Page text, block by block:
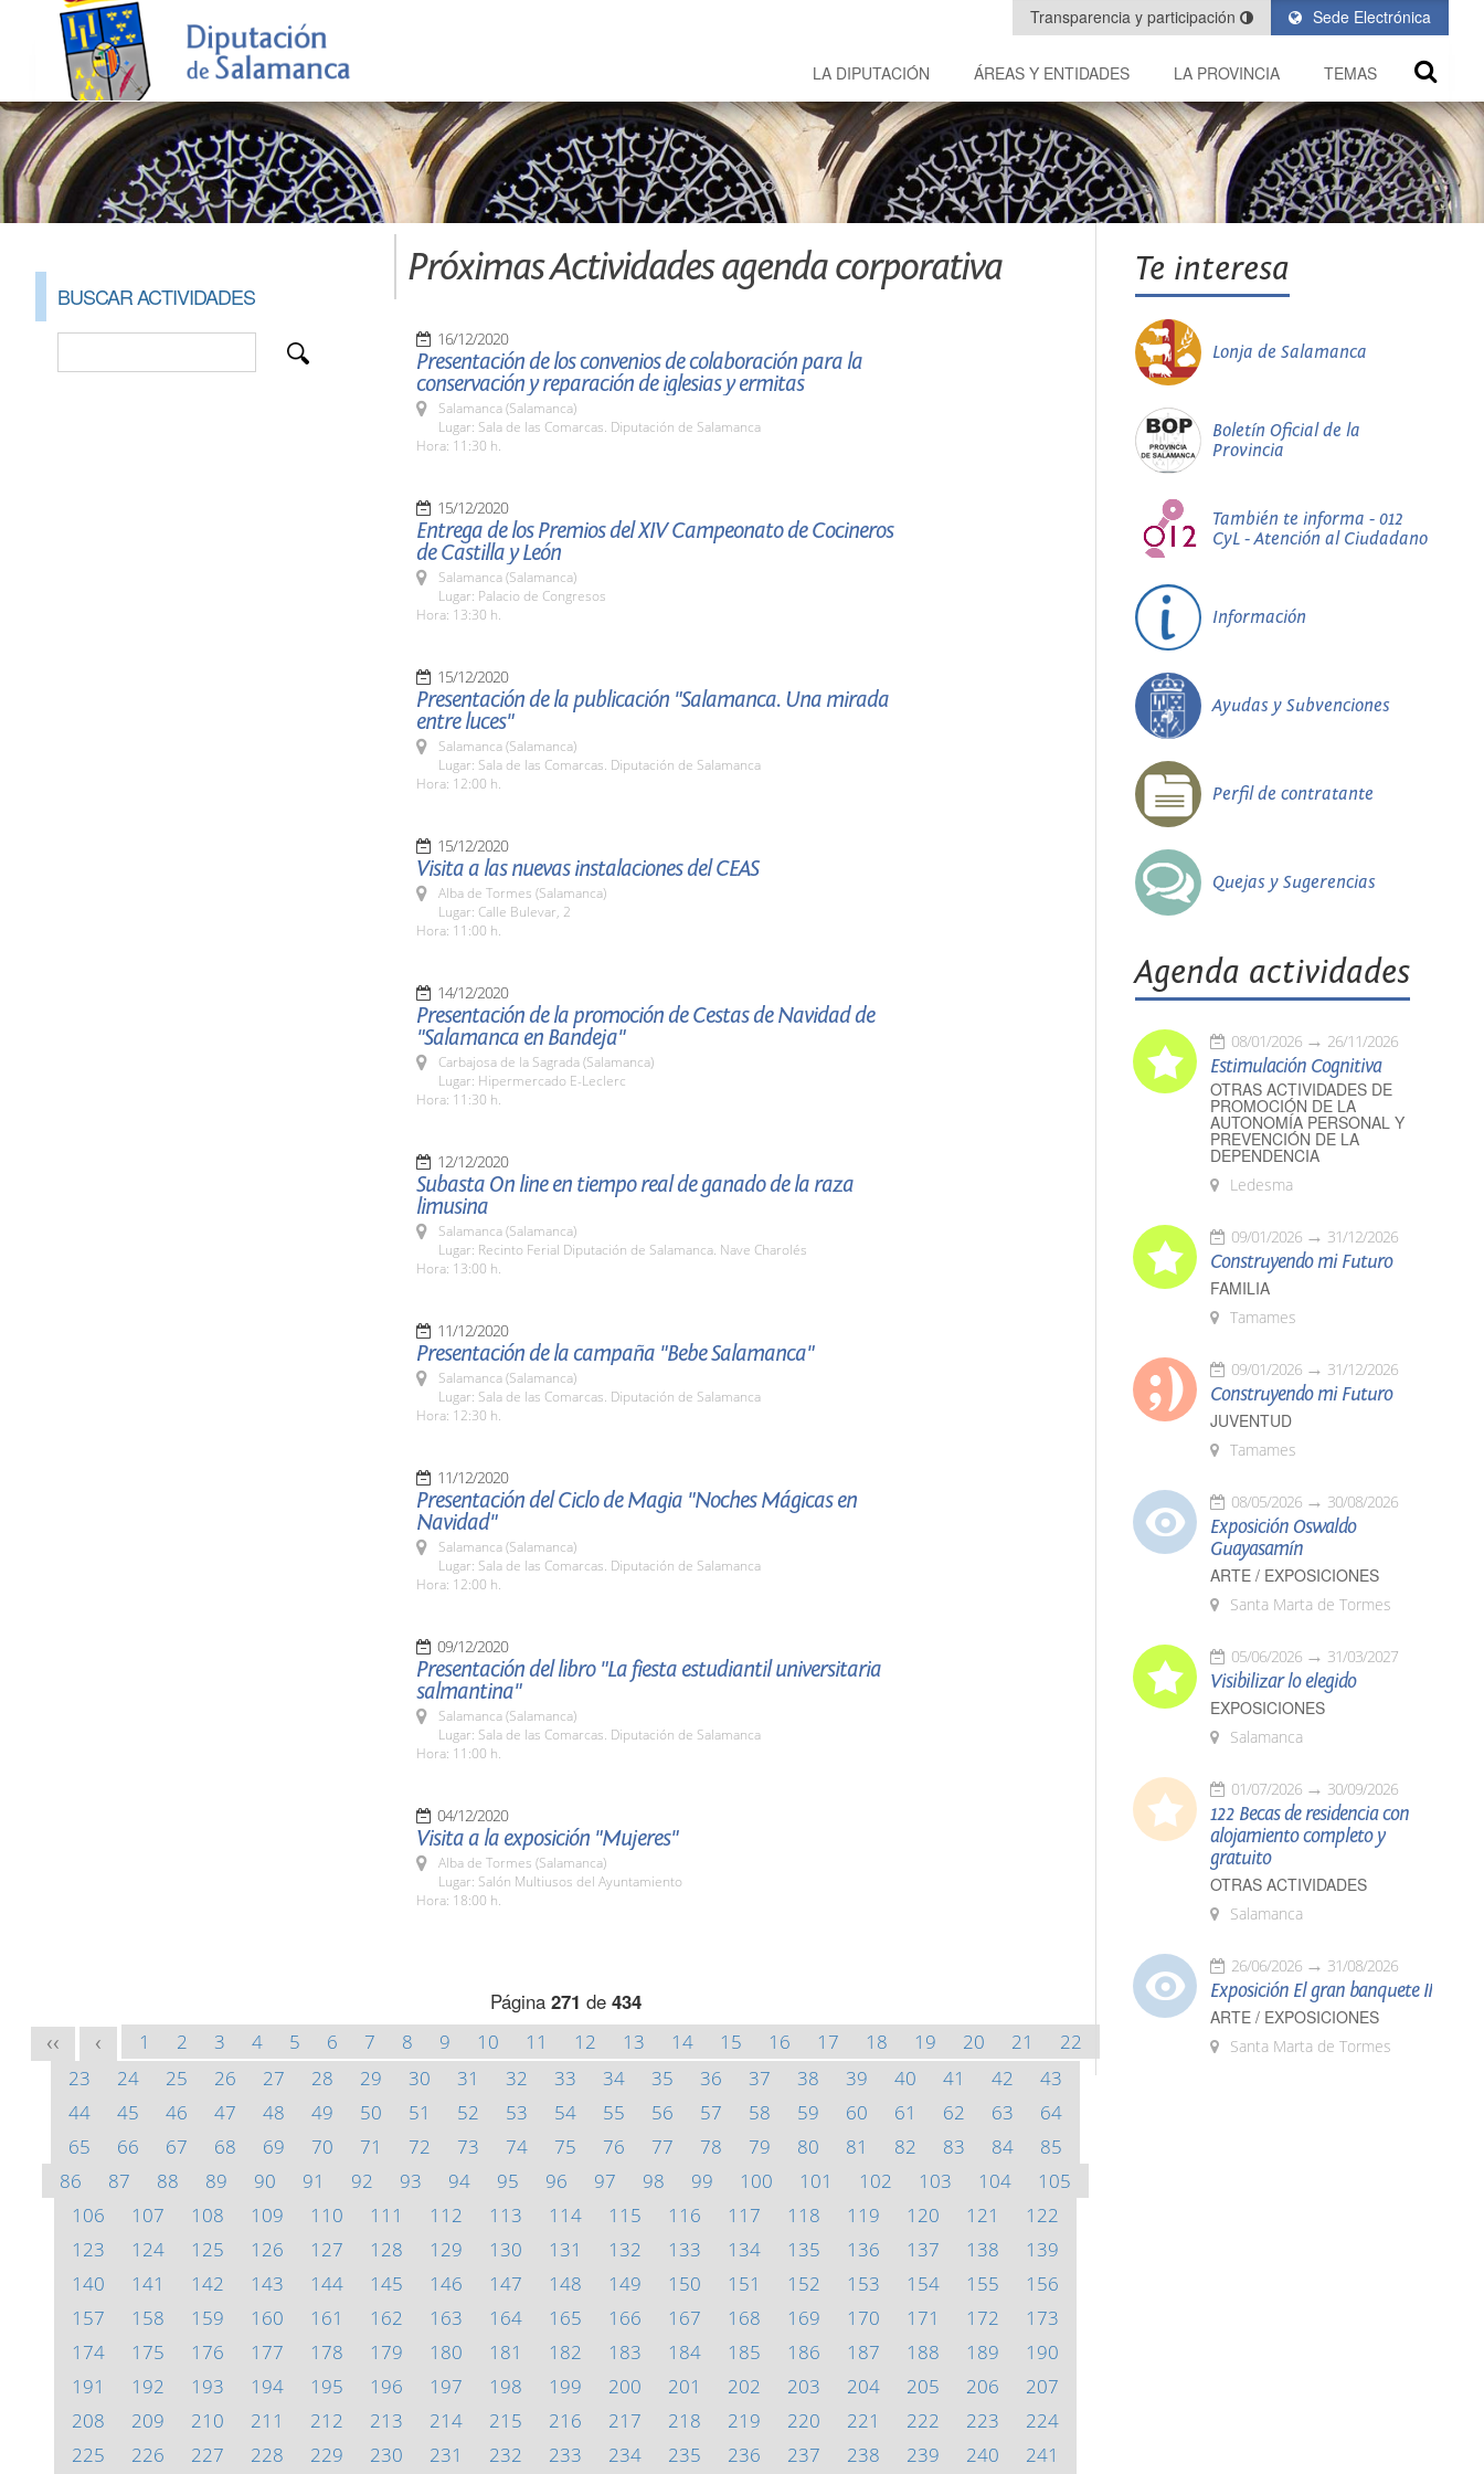
Sede Electrónica
Transparencia y participación
LA DIPUTACIÓN ÁREAS Y ENTIDADES LA PROVINCIA TEMAS
BUSCAR ACTIVIDADES
Próximas Actividades agenda corporativa
16/12/2020
Presentación de los convenios de colaboración para la
conservación y reparación de iglesias y ermitas
Salamanca (Salamanca)
Lugar: Sala de las Comarcas. Diputación de Salamanca
Hora: 11:30 h.
15/12/2020
Entrega de los Premios del XIV Campeonato de Cocineros
de Castilla y León
Salamanca (Salamanca)
Lugar: Palacio de Congresos
Hora: 13:30 h.
15/12/2020
Presentación de la publicación "Salamanca. Una mirada
entre luces"
Salamanca (Salamanca)
Lugar: Sala de las Comarcas. Diputación de Salamanca
Hora: 12:00 h.
15/12/2020
Visita a las nuevas instalaciones del CEAS
Alba de Tormes (Salamanca)
Lugar: Calle Bulevar, 2
Hora: 11:00 h.
14/12/2020
Presentación de la promoción de Cestas de Navidad de
"Salamanca en Bandeja"
Carbajosa de la Sagrada (Salamanca)
Lugar: Hipermercado E-Leclerc
Hora: 11:30 h.
12/12/2020
Subasta On line en tiempo real de ganado de la raza
limusina
Salamanca (Salamanca)
Lugar: Recinto Ferial Diputación de Salamanca. Nave Charolés
Hora: 13:00 h.
11/12/2020
Presentación de la campaña "Bebe Salamanca"
Salamanca (Salamanca)
Lugar: Sala de las Comarcas. Diputación de Salamanca
Hora: 12:30 h.
11/12/2020
Presentación del Ciclo de Magia "Noches Mágicas en
Navidad"
Salamanca (Salamanca)
Lugar: Sala de las Comarcas. Diputación de Salamanca
Hora: 12:00 h.
09/12/2020
Presentación del libro "La fiesta estudiantil universitaria
salmantina"
Salamanca (Salamanca)
Lugar: Sala de las Comarcas. Diputación de Salamanca
Hora: 11:00 h.
04/12/2020
Visita a la exposición "Mujeres"
Alba de Tormes (Salamanca)
Lugar: Salón Multiusos del Ayuntamiento
Hora: 18:00 h.
Página 271 de 434
<< < 1 2 3 4 5 6 7 8 9 10 11 12 13 14 15 16 17 18 19 20 21
22
23
24 25 26 27 28 29 30 31 32 33 34 35 36 37 38 39 40 41 42
43
44
45 46 47 48 49 50 51 52 53 54 55 56 57 58 59 60 61 62 63
64
65
66 67 68 69 70 71 72 73 74 75 76 77 78 79 80 81 82 83 84
85
86
87 88 89 90 91 92 93 94 95 96 97 98 99 100 101 102 103 104
105
106
107 108 109 110 111 112 113 114 115 116 117 118 119 120 121
122
123
124 125 126 127 128 129 130 131 132 133 134 135 136 137 138
139
140
141 142 143 144 145 146 147 148 149 150 151 152 153 154 155
156
157
158 159 160 161 162 163 164 165 166 167 168 169 170 171 172
173
174
175 176 177 178 179 180 181 182 183 184 185 186 187 188 189
190
191
192 193 194 195 196 197 198 199 200 201 202 203 204 205 206
207
208
209 210 211 212 213 214 215 216 217 218 219 220 221 222 223
224
225
226 227 228 229 230 231 232 233 234 235 236 237 238 239 240 241
Te interesa
Lonja de Salamanca
Boletín Oficial de la
Provincia
También te informa - 012
CyL - Atención al Ciudadano
Información
Ayudas y Subvenciones
Perfil de contratante
Quejas y Sugerencias
Agenda actividades
08/01/2026 26/11/2026
Estimulación Cognitiva
OTRAS ACTIVIDADES DE
PROMOCIÓN DE LA
AUTONOMÍA PERSONAL Y
PREVENCIÓN DE LA
DEPENDENCIA
Ledesma
09/01/2026 31/12/2026
Construyendo mi Futuro
FAMILIA
Tamames
09/01/2026 31/12/2026
Construyendo mi Futuro
JUVENTUD
Tamames
08/05/2026 30/08/2026
Exposición Oswaldo
Guayasamín
ARTE / EXPOSICIONES
Santa Marta de Tormes
05/06/2026 31/03/2027
Visibilizar lo elegido
EXPOSICIONES
Salamanca
01/07/2026 30/09/2026
122 Becas de residencia con
alojamiento completo y
gratuito
OTRAS ACTIVIDADES
Salamanca
26/06/2026 31/08/2026
Exposición El gran banquete II
ARTE / EXPOSICIONES
Santa Marta de Tormes